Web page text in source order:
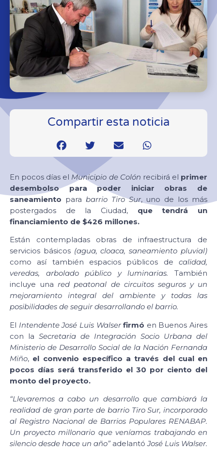
Compartir esta noticia
En pocos días el Municipio de Colón recibirá el primer
desembolso para poder iniciar obras de
saneamiento para barrio Tiro Sur, uno de los más
postergados de la Ciudad, que tendrá un
financiamiento de $426 millones.
Están contempladas obras de infraestructura de
servicios básicos (agua, cloaca, saneamiento pluvial)
como así también espacios públicos de calidad,
veredas, arbolado público y luminarias. También
incluye unared peatonal de circuitos seguros y un
mejoramiento integral del ambiente y todas las
posibilidades de seguir desarrollando el barrio.
El Intendente José Luis Walser firmó en Buenos Aires
con la Secretaria de Integración Socio Urbana del
Ministerio de Desarrollo Social de la Nación Fernanda
Miño, el convenio específico a través del cual en
pocos días será transferido el 30 por ciento del
monto del proyecto.
“Llevaremos a cabo un desarrollo que cambiará la
realidad de gran parte de barrio Tiro Sur, incorporado
al Registro Nacional de Barrios Populares RENABAP.
Un proyecto millonario que veníamos trabajando en
silencio desde hace un año”adelantóJosé Luis Walser.